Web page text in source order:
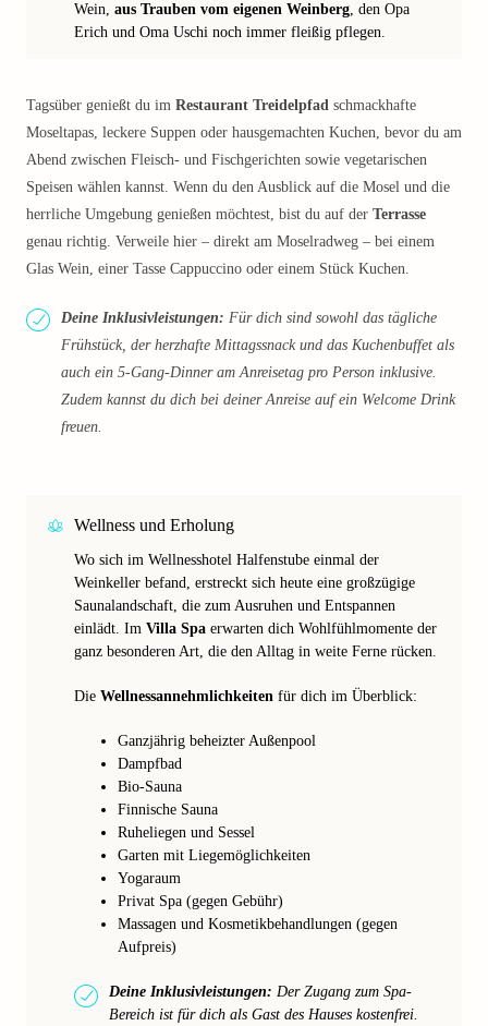
Wein, aus Trauben vom eigenen Weinberg, den Opa
Erich und Oma Uschi noch immer fleißig pflegen.
Tagsüber genießt du im Restaurant Treidelpfad schmackhafte
Moseltapas, leckere Suppen oder hausgemachten Kuchen, bevor du am
Abend zwischen Fleisch- und Fischgerichten sowie vegetarischen
Speisen wählen kannst. Wenn du den Ausblick auf die Mosel und die
herrliche Umgebung genießen möchtest, bist du auf der Terrasse
genau richtig. Verweile hier – direkt am Moselradweg – bei einem
Glas Wein, einer Tasse Cappuccino oder einem Stück Kuchen.
Deine Inklusivleistungen: Für dich sind sowohl das tägliche
Frühstück, der herzhafte Mittagssnack und das Kuchenbuffet als
auch ein 5-Gang-Dinner am Anreisetag pro Person inklusive.
Zudem kannst du dich bei deiner Anreise auf ein Welcome Drink
freuen.
Wellness und Erholung
Wo sich im Wellnesshotel Halfenstube einmal der
Weinkeller befand, erstreckt sich heute eine großzügige
Saunalandschaft, die zum Ausruhen und Entspannen
einlädt. Im Villa Spa erwarten dich Wohlfühlmomente der
ganz besonderen Art, die den Alltag in weite Ferne rücken.
Die Wellnessannehmlichkeiten für dich im Überblick:
Ganzjährig beheizter Außenpool
Dampfbad
Bio-Sauna
Finnische Sauna
Ruheliegen und Sessel
Garten mit Liegemöglichkeiten
Yogaraum
Privat Spa (gegen Gebühr)
Massagen und Kosmetikbehandlungen (gegen
Aufpreis)
Deine Inklusivleistungen: Der Zugang zum Spa-
Bereich ist für dich als Gast des Hauses kostenfrei.